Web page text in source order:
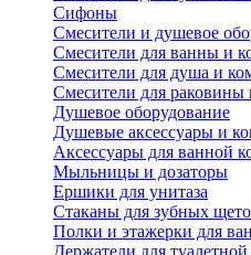
Сифоны
Смесители и душевое
Смесители для ванны и
Смесители для душа и
Смесители для
Душевое оборудование
Душевые аксессуары и
Аксессуары для ванной
Мыльницы и дозаторы
Ершики для унитаза
Стаканы для зубных
Полки и этажерки для
Держатели для